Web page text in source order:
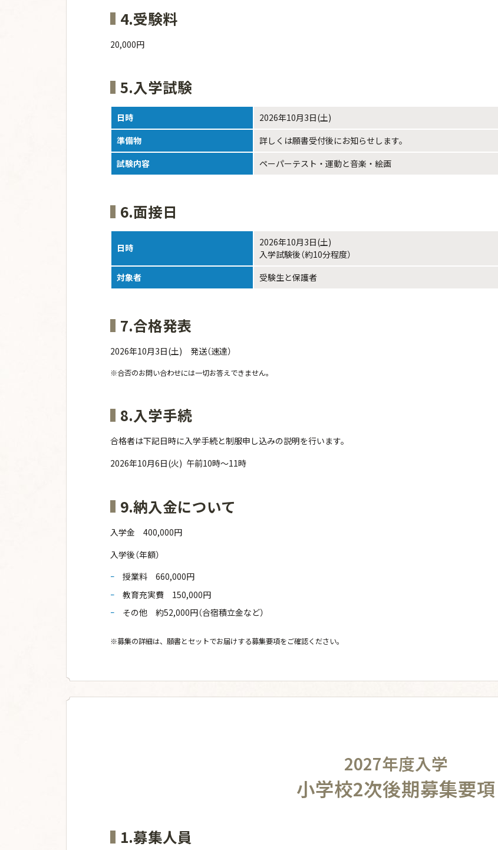
4.受験料
20,000円
5.入学試験
日時
2026年10月3日(土)
準備物
詳しくは願書受付後にお知らせします。
試験内容
ペーパーテスト・運動と音楽・絵画
6.面接日
日時
2026年10月3日(土)
入学試験後（約10分程度）
対象者
受験生と保護者
7.合格発表
2026年10月3日(土) 発送（速達）
※合否のお問い合わせには一切お答えできません。
8.入学手続
合格者は下記日時に入学手続と制服申し込みの説明を行います。
2026年10月6日(火) 午前10時～11時
9.納入金について
入学金 400,000円
入学後（年額）
授業料 660,000円
教育充実費 150,000円
その他 約52,000円（合宿積立金など）
※募集の詳細は、願書とセットでお届けする募集要項をご確認ください。
2027年度入学
小学校2次後期募集要項
1.募集人員